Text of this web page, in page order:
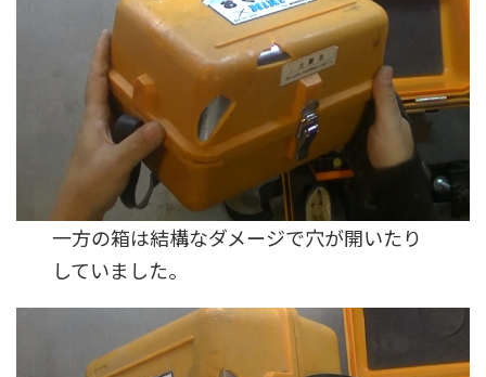
一方の箱は結構なダメージで穴が開いたり
していました。